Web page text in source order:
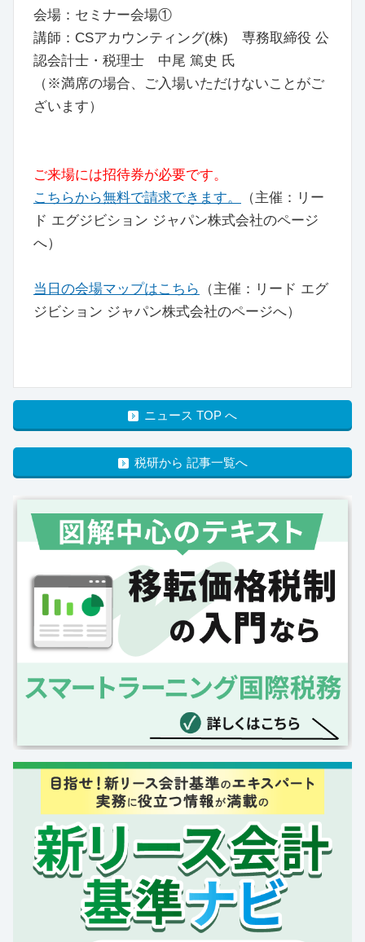
会場：セミナー会場①
講師：CSアカウンティング(株) 専務取締役 公
認会計士・税理士 中尾 篤史 氏
（※満席の場合、ご入場いただけないことがご
ざいます）
ご来場には招待券が必要です。
こちらから無料で請求できます。
（主催：リー
ド エグジビション ジャパン株式会社のページ
へ）
当日の会場マップはこちら
（主催：リード エグ
ジビション ジャパン株式会社のページへ）
ニュース TOP へ
税研から 記事一覧へ